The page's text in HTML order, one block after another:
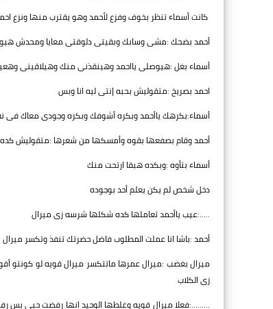
كانت أسماء تنظر بخوف وفزع لأحمد وهو يقترب منها ونزع
أحمد بضحك :مشى وسابك وبقيتى دلوقتى معايا ومحدش
أسماء بغل :هيوصلى يااحمد وهينقذنى منك وهيلاقينى
احمد بصريخ :متقوليش بحبه إنتى ليه انا وبس
أسماء:بكرهك ياأحمد وبكره أشوفك وبكره وجودى معاك فى
أحمد وقام بصفعها بقوه وأمسكها من شعرها :متقوليش
أسماء بتأوه :وبكده هبقا ارتحت منك
دخل شخص لم يكن يعلم أحد بوجوده
.....:عيب ياأحمد تعاملها كده شكلها شرسه زى ميرال
أحمد :باشا انا عملت المطلوب فاضل حضرتك تنفذ وتكسر ميرال
ميرال بغضب :ميرال عمرها ماتتكسر ميرال قويه لو كونتو
زى الكلاب
.........:فعلا ميرال قويه وغلطها الوحيد انها رفضت حبى بس